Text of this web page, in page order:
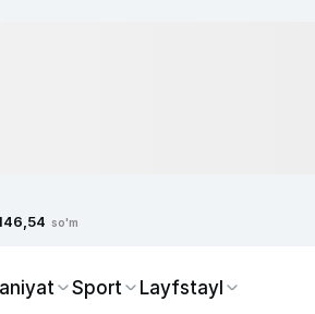
so'm
Sport Layfstayl